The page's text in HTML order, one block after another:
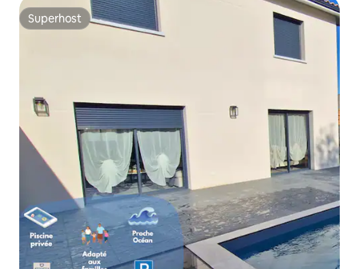
Superhost
Superhost